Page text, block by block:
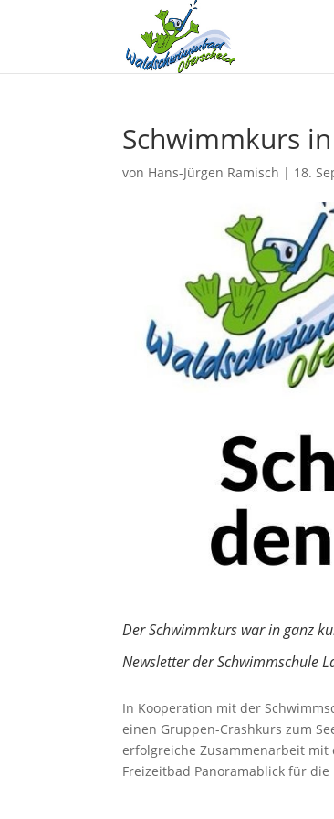
Schwimmkurs
von Hans-Jürgen Ramisch | 18.
Der Schwimmkurs war in ganz
Newsletter der Schwimmschule
In Kooperation mit der
einen Gruppen-Crashkurs zum
erfolgreiche Zusammenarbeit mit
Freizeitbad Panoramablick für